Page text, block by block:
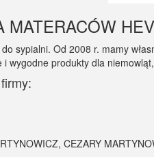
MATERACÓW
sypialni. Od 2008 r. mamy
wygodne produkty dla
CEZARY